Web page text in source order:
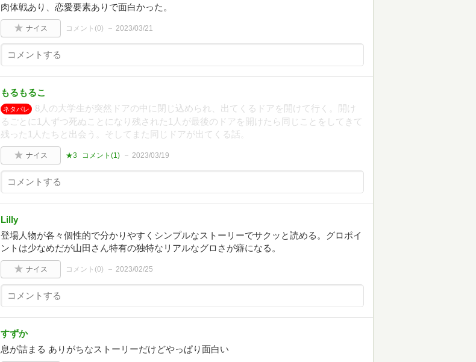
肉体戦あり、恋愛要素ありで面白かった。
ナイス コメント(0) 2023/03/21
もるもるこ
ネタバレ
8人の大学生が突然ドアの中に閉じ込められ、出てくるドアを開けて行く。開け
るごとに1人ずつ死ぬことになり残された1人が最後のドアを開けたら同じことをしてきて
残った1人たちと出会う。そしてまた同じドアが出てくる話。
ナイス ★3 コメント(1) 2023/03/19
Lilly
登場人物が各々個性的で分かりやすくシンプルなストーリーでサクッと読める。グロポイ
ントは少なめだが山田さん特有の独特なリアルなグロさが癖になる。
ナイス コメント(0) 2023/02/25
すずか
息が詰まる ありがちなストーリーだけどやっぱり面白い